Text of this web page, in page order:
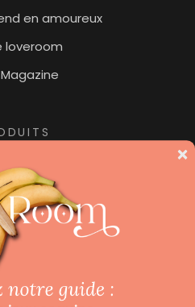
en amoureux
loveroom
privatif
insolite
de luxe, ne manquez
Hôtels
hôtels avec spa.